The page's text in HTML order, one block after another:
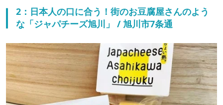
2：日本人の口に合う！街のお豆腐屋さんのよう
な「ジャパチーズ旭川」 / 旭川市7条通